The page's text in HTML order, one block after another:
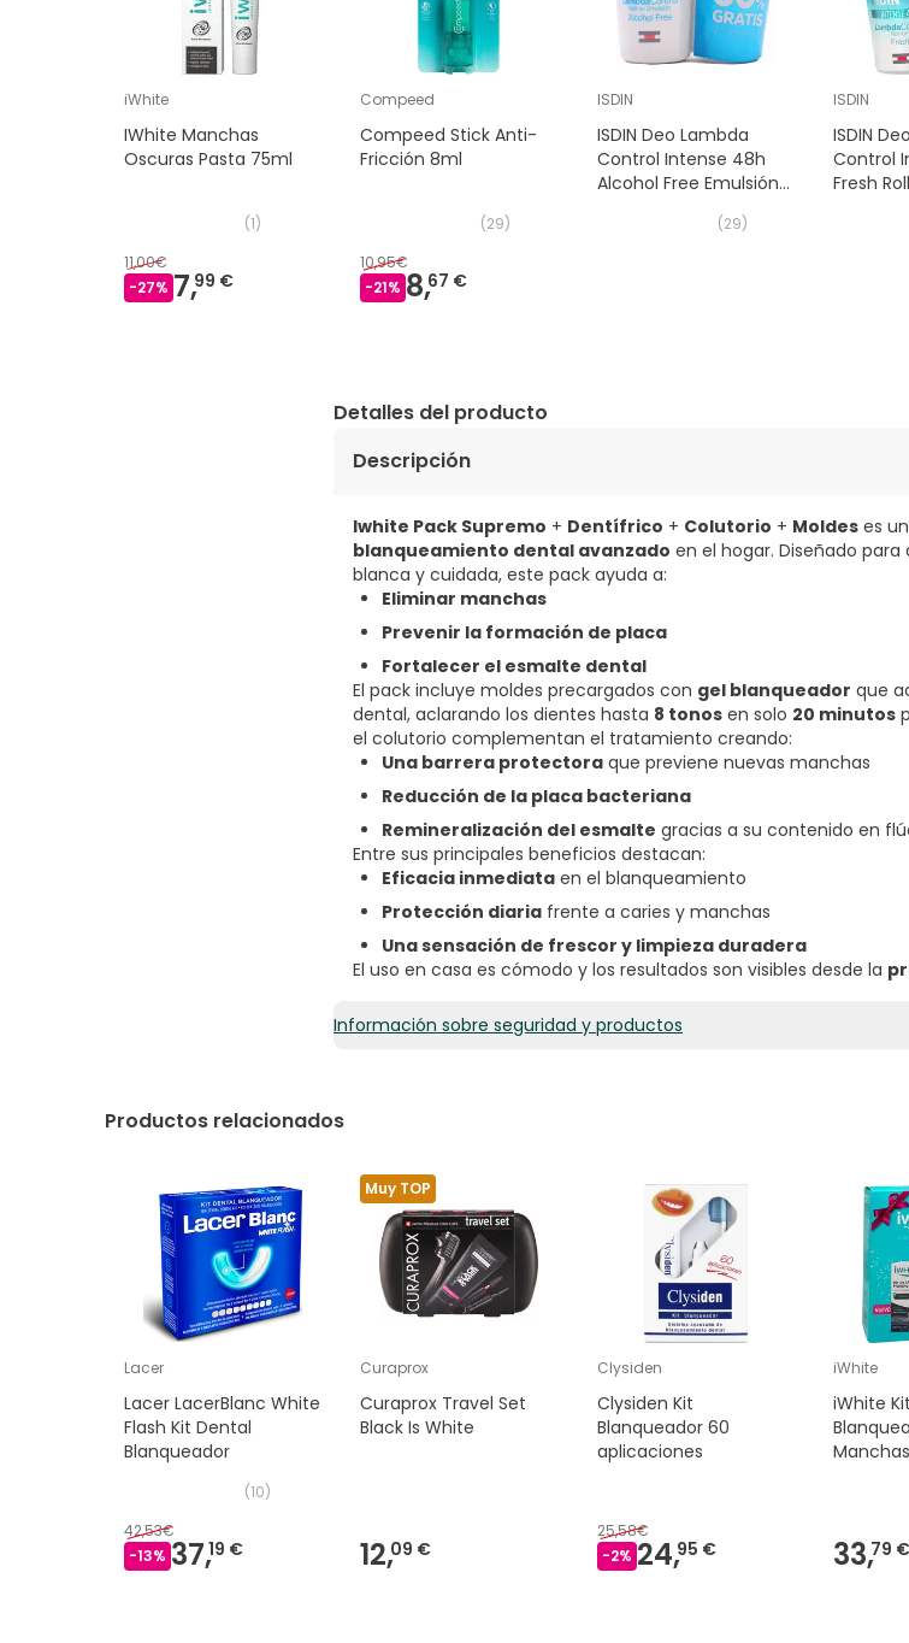
iWhite
IWhite Manchas
Oscuras Pasta 75ml
(1)
11,00€
-27% 7,99 €
Compeed
Compeed Stick Anti-
Fricción 8ml
(29)
10,95€
-21% 8,67 €
ISDIN
ISDIN Deo Lambda
Control Intense 48h
Alcohol Free Emulsión
(29)
ISDIN
ISDIN
Control
Fresh
Detalles del producto
Descripción
Iwhite Pack Supremo + Dentífrico + Colutorio + Moldes es
blanqueamiento dental avanzado en el hogar. Diseñado
blanca y cuidada, este pack ayuda a:
Eliminar manchas
Prevenir la formación de placa
Fortalecer el esmalte dental
El pack incluye moldes precargados con gel blanqueador que
dental, aclarando los dientes hasta 8 tonos en solo 20 minutos
el colutorio complementan el tratamiento creando:
Una barrera protectora que previene nuevas manchas
Reducción de la placa bacteriana
Remineralización del esmalte gracias a su contenido en
Entre sus principales beneficios destacan:
Eficacia inmediata en el blanqueamiento
Protección diaria frente a caries y manchas
Una sensación de frescor y limpieza duradera
El uso en casa es cómodo y los resultados son visibles desde la
Información sobre seguridad y productos
Productos relacionados
Lacer
Lacer LacerBlanc White
Flash Kit Dental
Blanqueador
(10)
42,53€
-13% 37,19 €
Muy TOP
Curaprox
Curaprox Travel Set
Black Is White
12,09 €
Clysiden
Clysiden Kit
Blanqueador 60
aplicaciones
25,58€
-2% 24,95 €
iWhite
iWhite Kit
33,79 €